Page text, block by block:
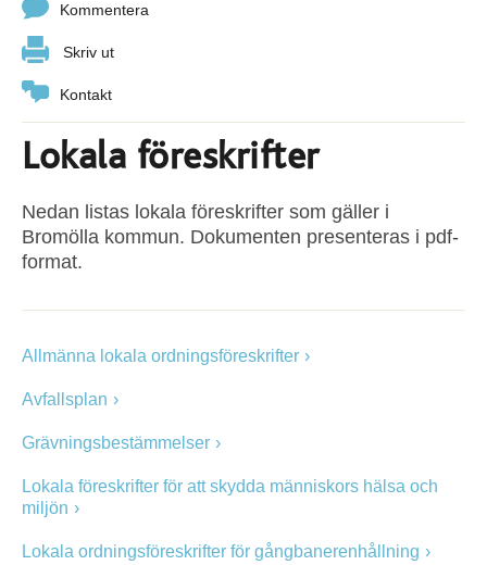
Kommentera
Skriv ut
Kontakt
Lokala föreskrifter
Nedan listas lokala föreskrifter som gäller i
Bromölla kommun. Dokumenten presenteras i pdf-
format.
Allmänna lokala ordningsföreskrifter
Avfallsplan
Grävningsbestämmelser
Lokala föreskrifter för att skydda människors hälsa och
miljön
Lokala ordningsföreskrifter för gångbanerenhållning